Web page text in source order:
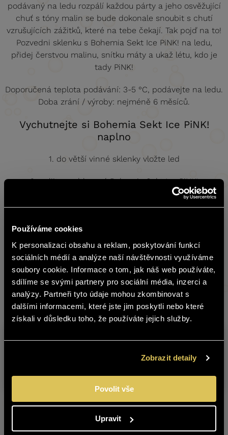
Používáme cookies
K personalizaci obsahu a reklam, poskytování funkcí
sociálních médií a analýze naší návštěvnosti využíváme
soubory cookie. Informace o tom, jak náš web používáte,
sdílíme se svými partnery pro sociální média, inzerci a
analýzy. Partneři tyto údaje mohou zkombinovat s
dalšími informacemi, které jste jim poskytli nebo které
získali v důsledku toho, že používáte jejich služby.
Zobrazit detaily
Povolit vše
Upravit
podávaný na ledu rozpálí každou párty a jeho osvěžující
chuť s tóny malin se bude dokonale snoubit s chutí
vzrušujících zážitků, které na tebe čekají. Tak pojď na to!
Pozvedni sklenku s Bohemia Sekt Ice PiNK! na ledu,
přidej čerstvou malinu, snítku máty a ukaž létu, kdo je
tady PiNK!
Doporučená teplota podávání: 3-5 °C, podávejte na ledu.
Doba zrání / výroby: nejméně 6 měsíců.
Vychutnejte si Bohemia Sekt Ice PiNK!
naplno
1. do větší vinné sklenky vložte led
2. nalijte vychlazený Bohemia Sekt Ice PiNK!
4. vychutnávejte s přáteli
Analytické údaje
Cukr (g/l) Alkohol (% obj.)
Kyseliny (g/l)
40
11 5
Sklad
č.
BOHEMIA SEKT ICE PINK! 1,5 l 5107600 1,5 L
Další produkty z této značky
Obsah stránek BOHEMIA SEKT není
vhodný pro osoby mladší 18 let.
Jste starší 18 let?